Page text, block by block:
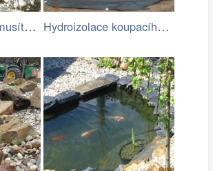
pro velké jezírko musíte mít dost místa Hydroizolace koupacího jezírka